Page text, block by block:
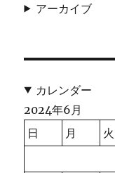
アーカイブ
カレンダー
2024年6月
日
月 火